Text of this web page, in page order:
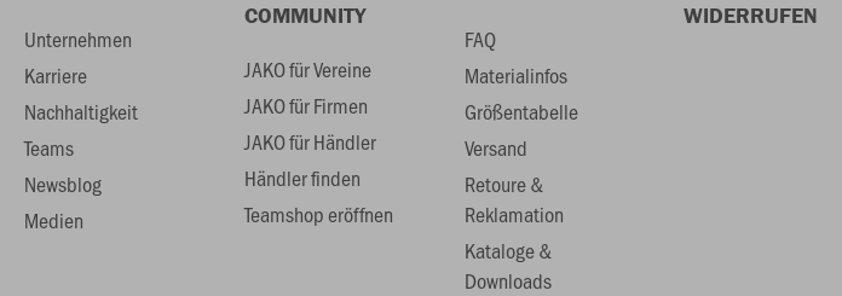
Unternehmen
Karriere
Nachhaltigkeit
Teams
Newsblog
Medien
COMMUNITY
JAKO für Vereine
JAKO für Firmen
JAKO für Händler
Händler finden
Teamshop eröffnen
FAQ
Materialinfos
Größentabelle
Versand
Retoure &
Reklamation
Kataloge &
Downloads
WIDERRUFEN